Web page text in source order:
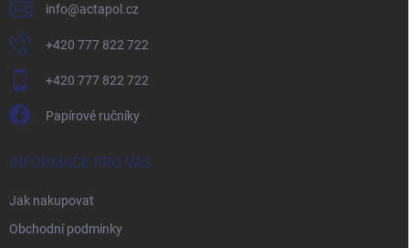
info@actapol.cz
+420 777 822 722
+420 777 822 722
Papírové ručníky
INFORMACE PRO VÁS
Jak nakupovat
Obchodní podmínky